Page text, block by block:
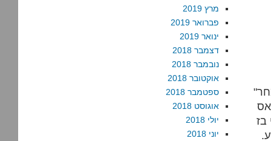
"ביום שלישי בערב טלפנו אליי מהעיתון כדי לבקש שאכתוב למחר
בז
מרץ 2019
פברואר 2019
ינואר 2019
דצמבר 2018
נובמבר 2018
אוקטובר 2018
ספטמבר 2018
אוגוסט 2018
יולי 2018
יוני 2018